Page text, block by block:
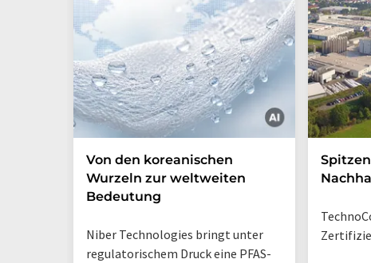
Von den koreanischen
Wurzeln zur weltweiten
Bedeutung
Niber Technologies bringt unter
regulatorischem Druck eine PFAS-